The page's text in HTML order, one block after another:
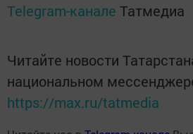
Telegram-канале Татмедиа
Читайте новости
национальном
https://max.ru/tatmedia